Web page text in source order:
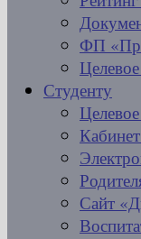
ФП
Студенту
Сайт